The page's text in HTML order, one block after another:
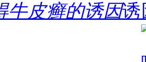
牛皮癣的诱因